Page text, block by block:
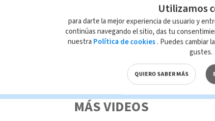
o parcial del contenido de esta página, mismo que es propiedad
y un delito de conformidad con las leyes aplicables.
MÁS VIDEOS
Utilizamos
para darte la mejor experiencia de usuario y
continúas navegando el sitio, das tu
nuestra Política de cookies . Puedes cambiar
gustes.
QUIERO SABER MÁS